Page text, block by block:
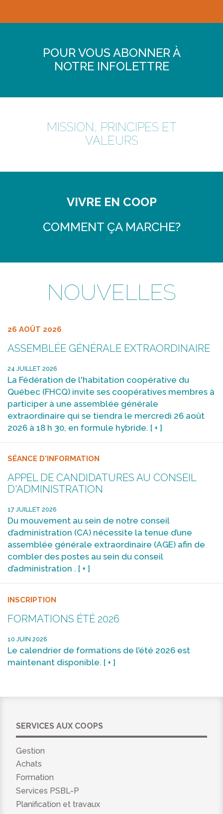
POUR VOUS ABONNER À
NOTRE INFOLETTRE
MISSION, PRINCIPES ET
VALEURS
VIVRE EN COOP
COMMENT ÇA MARCHE?
NOUVELLES
26 AOÛT 2026
ASSEMBLÉE GÉNÉRALE EXTRAORDINAIRE
24 JUILLET 2026
La Fédération de l'habitation coopérative du
Québec (FHCQ) invite ses coopératives membres à
participer à une assemblée générale
extraordinaire qui se tiendra le mercredi 26 août
2026 à 18 h 30, en formule hybride. [ + ]
SÉANCE D'INFORMATION
APPEL DE CANDIDATURES AU CONSEIL
D'ADMINISTRATION
17 JUILLET 2026
Du mouvement au sein de notre conseil
d’administration (CA) nécessite la tenue d’une
assemblée générale extraordinaire (AGE) afin de
combler des postes au sein du conseil
d’administration . [ + ]
INSCRIPTION
FORMATIONS ÉTÉ 2026
10 JUIN 2026
Le calendrier de formations de l’été 2026 est
maintenant disponible. [ + ]
SERVICES AUX COOPS
Gestion
Achats
Formation
Services PSBL-P
Planification et travaux